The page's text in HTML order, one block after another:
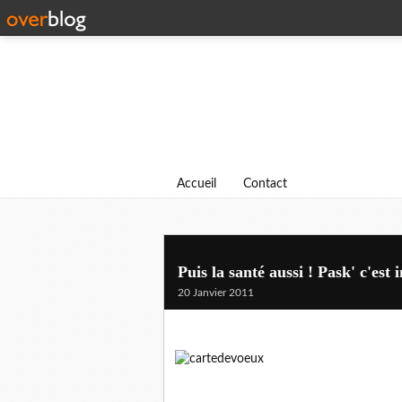
Accueil Contact
Puis la santé aussi ! Pask' c'est
20 Janvier 2011